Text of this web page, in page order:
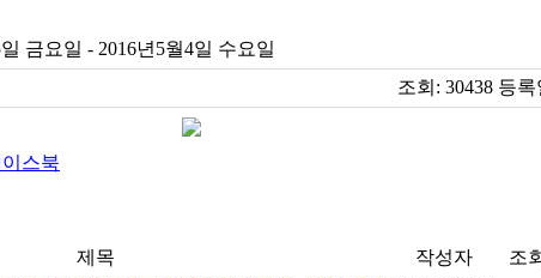
금요일 - 2016년5월4일 수요일
조회: 30438 등록
스북
제목 작성자 조회